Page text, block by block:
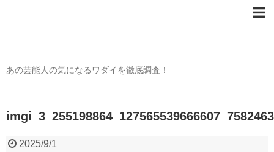
あの芸能人の気になるワダイを徹底調査！
2025/9/1